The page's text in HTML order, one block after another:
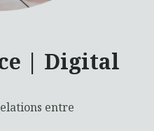
| Digital
entre